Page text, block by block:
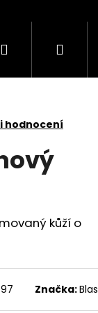
Oděvy
Hledat
hodnocení
kůží o
Značka: